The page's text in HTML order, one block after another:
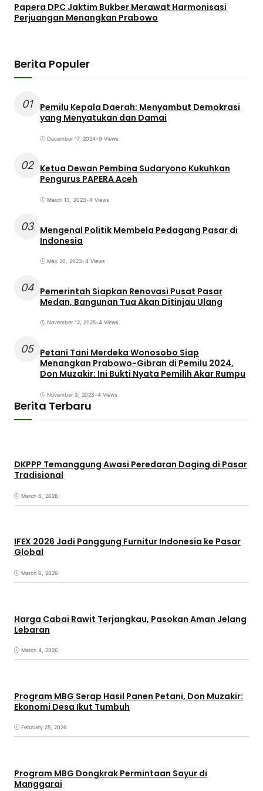
Papera DPC Jaktim Bukber Merawat Harmonisasi
Perjuangan Menangkan Prabowo
Berita Populer
01
Pemilu Kepala Daerah: Menyambut Demokrasi
yang Menyatukan dan Damai
December 17, 2024•9 Views
02 Ketua Dewan Pembina Sudaryono Kukuhkan
Pengurus PAPERA Aceh
March 13, 2023•4 Views
03 Mengenal Politik Membela Pedagang Pasar di
Indonesia
May 20, 2023•4 Views
04 Pemerintah Siapkan Renovasi Pusat Pasar
Medan, Bangunan Tua Akan Ditinjau Ulang
November 12, 2025•4 Views
05 Petani Tani Merdeka Wonosobo Siap
Menangkan Prabowo-Gibran di Pemilu 2024,
Don Muzakir: Ini Bukti Nyata Pemilih Akar Rumpu
November 3, 2023•4 Views
Berita Terbaru
DKPPP Temanggung Awasi Peredaran Daging di Pasar
Tradisional
March 6, 2026
IFEX 2026 Jadi Panggung Furnitur Indonesia ke Pasar
Global
March 6, 2026
Harga Cabai Rawit Terjangkau, Pasokan Aman Jelang
Lebaran
March 4, 2026
Program MBG Serap Hasil Panen Petani, Don Muzakir:
Ekonomi Desa Ikut Tumbuh
February 25, 2026
Program MBG Dongkrak Permintaan Sayur di
Manggarai